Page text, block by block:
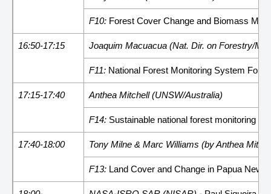
F10: Forest Cover Change and Biomass
16:50-17:15 Joaquim Macuacua (Nat. Dir. on Forestry/
F11: National Forest Monitoring System For
17:15-17:40 Anthea Mitchell (UNSW/Australia)
F14: Sustainable national forest monitoring
17:40-18:00 Tony Milne & Marc Williams (by Anthea
F13: Land Cover and Change in Papua New